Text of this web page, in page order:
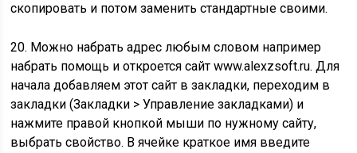
скопировать и потом заменить стандартные своими.
20. Можно набрать адрес любым словом например
набрать помощь и откроется сайт www.alexzsoft.ru. Для
начала добавляем этот сайт в закладки, переходим в
закладки (Закладки > Управление закладками) и
нажмите правой кнопкой мыши по нужному сайту,
выбрать свойство. В ячейке краткое имя введите